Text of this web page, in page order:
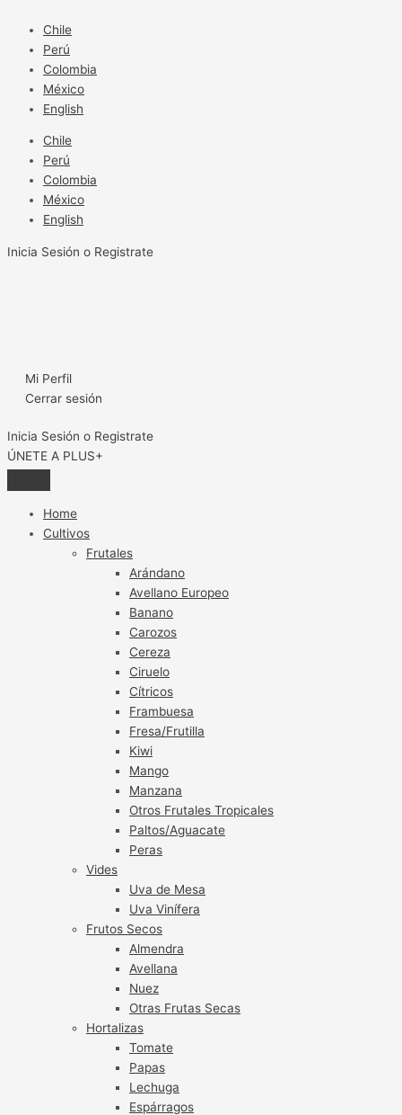
contenido
Chile
Perú
Colombia
México
English
Chile
Perú
Colombia
México
English
Inicia Sesión o Registrate
Mi Perfil
Cerrar sesión
Inicia Sesión o Registrate
ÚNETE A PLUS+
Home
Cultivos
Frutales
Arándano
Avellano Europeo
Banano
Carozos
Cereza
Ciruelo
Cítricos
Frambuesa
Fresa/Frutilla
Kiwi
Mango
Manzana
Otros Frutales Tropicales
Paltos/Aguacate
Peras
Vides
Uva de Mesa
Uva Vinífera
Frutos Secos
Almendra
Avellana
Nuez
Otras Frutas Secas
Hortalizas
Tomate
Papas
Lechuga
Espárragos